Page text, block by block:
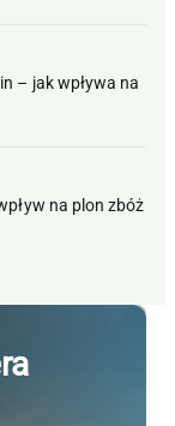
– jak wpływa na
na plon zbóż